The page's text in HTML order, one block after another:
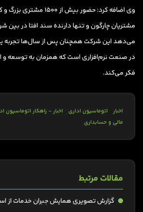
وی اضافه کرد:‌ حضور بیش از
مشتریان چارگون و تنها دارنده سند افتا در بین
می‌دهد این شرکت همچنان پس از سال‌ها تجربه
در صنعت نرم‌افزاری است که همزمان به توسعه و
فکر می‌کند.
اخبار اتوماسیون اداری اخبار - راهکار اتوماسیون
مالی و حسابداری
مقالات مرتبط
گزارش تصویری همایش جبران خدمات از